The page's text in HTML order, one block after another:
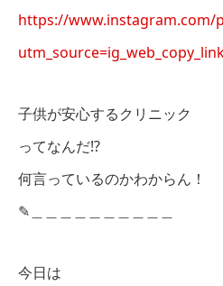
https://www.instagram.com/
子供が安心するクリニック
ってなんだ!?
何言っているのかわからん！
✎︎＿＿＿＿＿＿＿＿＿＿
今日は